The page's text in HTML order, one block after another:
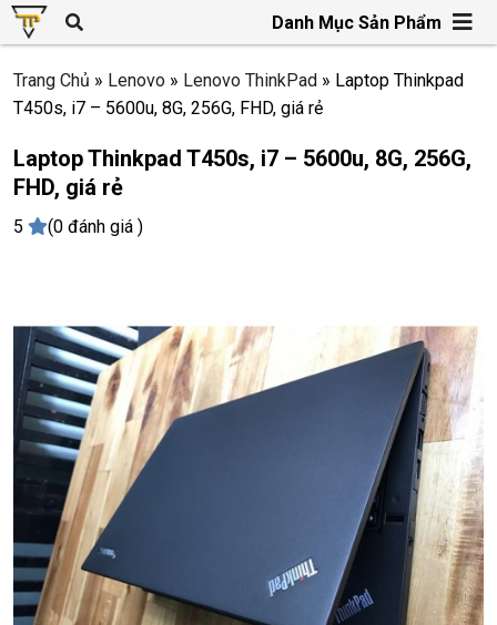
Danh Mục Sản Phẩm
Trang Chủ » Lenovo » Lenovo ThinkPad » Laptop Thinkpad
T450s, i7 – 5600u, 8G, 256G, FHD, giá rẻ
Laptop Thinkpad T450s, i7 – 5600u, 8G, 256G,
FHD, giá rẻ
5 (0 đánh giá )